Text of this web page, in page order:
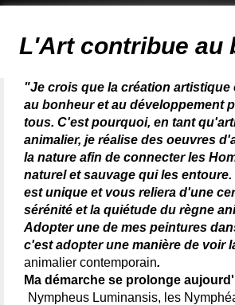
L'Art contribue au
"Je crois que la création artistique
au bonheur et au développement
tous. C'est pourquoi, en tant
animalier, je réalise des oeuvres
la nature afin de connecter les
naturel et sauvage qui les
est unique et vous reliera d'une
sérénité et la quiétude du règne
Adopter une de mes peintures
c'est adopter une manière de voir
animalier contemporain.
Ma démarche se prolonge
Nympheus Luminansis, les